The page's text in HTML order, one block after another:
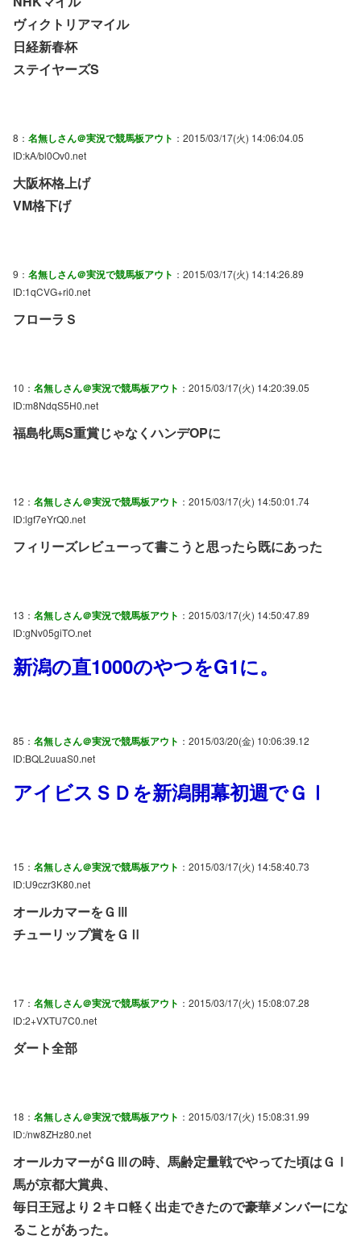
ヴィクトリアマイル
日経新春杯
ステイヤーズS
8： 名無しさん＠実況で競馬板アウト ：2015/03/17(火) 14:06:04.05
ID:kA/bl0Ov0.net
大阪杯格上げ
VM格下げ
9： 名無しさん＠実況で競馬板アウト ：2015/03/17(火) 14:14:26.89
ID:1qCVG+ri0.net
フローラＳ
10： 名無しさん＠実況で競馬板アウト ：2015/03/17(火) 14:20:39.05
ID:m8NdqS5H0.net
福島牝馬S重賞じゃなくハンデOPに
12： 名無しさん＠実況で競馬板アウト ：2015/03/17(火) 14:50:01.74
ID:lgf7eYrQ0.net
フィリーズレビューって書こうと思ったら既にあった
13： 名無しさん＠実況で競馬板アウト ：2015/03/17(火) 14:50:47.89
ID:gNv05giTO.net
新潟の直1000のやつをG1に。
85： 名無しさん＠実況で競馬板アウト ：2015/03/20(金) 10:06:39.12
ID:BQL2uuaS0.net
アイビスＳＤを新潟開幕初週でＧⅠ
15： 名無しさん＠実況で競馬板アウト ：2015/03/17(火) 14:58:40.73
ID:U9czr3K80.net
オールカマーをＧⅢ
チューリップ賞をＧⅡ
17： 名無しさん＠実況で競馬板アウト ：2015/03/17(火) 15:08:07.28
ID:2+VXTU7C0.net
ダート全部
18： 名無しさん＠実況で競馬板アウト ：2015/03/17(火) 15:08:31.99
ID:/nw8ZHz80.net
オールカマーがＧⅢの時、馬齢定量戦でやってた頃はＧⅠ
馬が京都大賞典、
毎日王冠より２キロ軽く出走できたので豪華メンバーにな
ることがあった。